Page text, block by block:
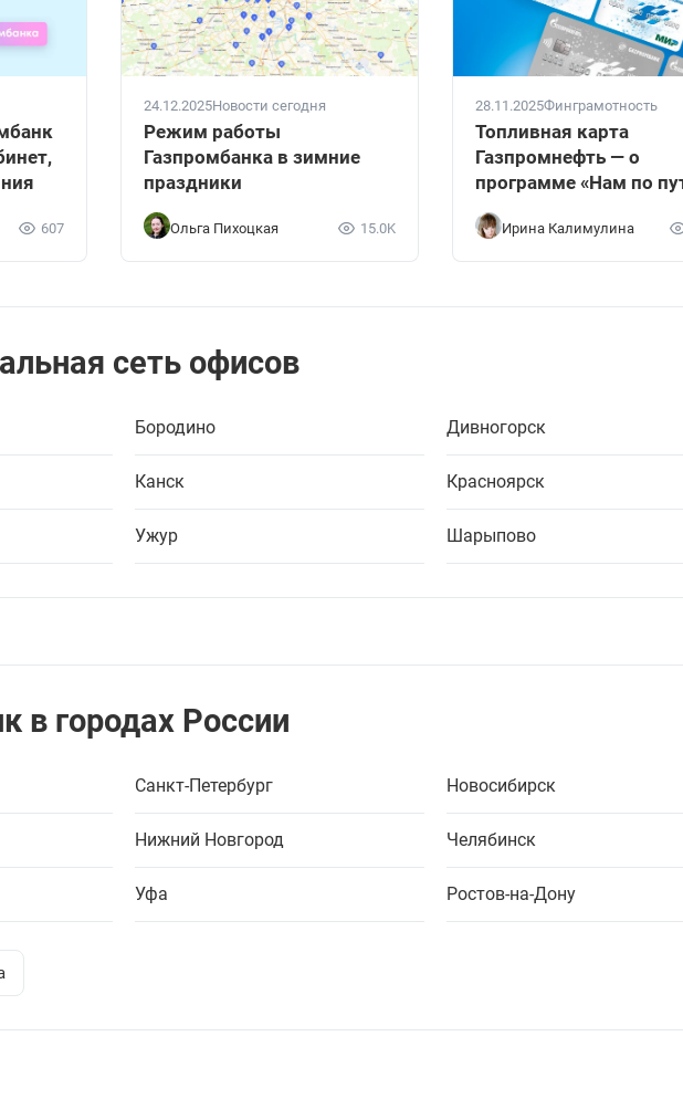
607
24.12.2025Новости сегодня
Режим работы
Газпромбанка в зимние
праздники
Ольга Пихоцкая 15.0K
28.11.2025Финграмотность
Топливная карта
Газпромнефть — о
программе «Нам по
Ирина Калимулина
сеть офисов
Бородино Дивногорск
Канск Красноярск
Ужур Шарыпово
в городах России
Санкт-Петербург Новосибирск
Нижний Новгород Челябинск
Уфа Ростов-на-Дону